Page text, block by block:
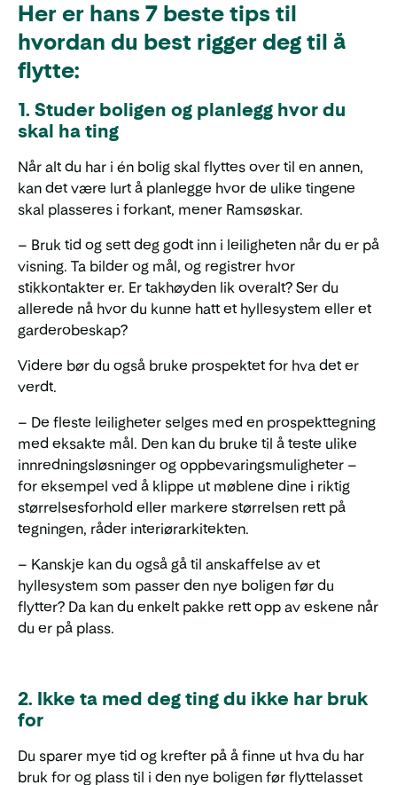
Her er hans 7 beste tips til
hvordan du best rigger deg til å
flytte:
1. Studer boligen og planlegg hvor du
skal ha ting
Når alt du har i én bolig skal flyttes over til en annen,
kan det være lurt å planlegge hvor de ulike tingene
skal plasseres i forkant, mener Ramsøskar.
– Bruk tid og sett deg godt inn i leiligheten når du er på
visning. Ta bilder og mål, og registrer hvor
stikkontakter er. Er takhøyden lik overalt? Ser du
allerede nå hvor du kunne hatt et hyllesystem eller et
garderobeskap?
Videre bør du også bruke prospektet for hva det er
verdt.
– De fleste leiligheter selges med en prospekttegning
med eksakte mål. Den kan du bruke til å teste ulike
innredningsløsninger og oppbevaringsmuligheter –
for eksempel ved å klippe ut møblene dine i riktig
størrelsesforhold eller markere størrelsen rett på
tegningen, råder interiørarkitekten.
– Kanskje kan du også gå til anskaffelse av et
hyllesystem som passer den nye boligen før du
flytter? Da kan du enkelt pakke rett opp av eskene når
du er på plass.
2. Ikke ta med deg ting du ikke har bruk
for
Du sparer mye tid og krefter på å finne ut hva du har
bruk for og plass til i den nye boligen før flyttelasset